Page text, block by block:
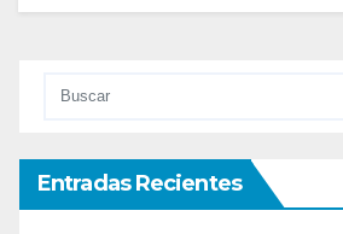
Entradas Recientes